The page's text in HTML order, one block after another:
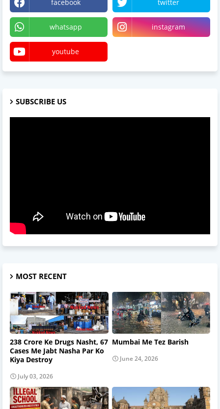
facebook twitter
whatsapp instagram
youtube
SUBSCRIBE US
MOST RECENT
238 Crore Ke Drugs Nasht, 67
Cases Me Jabt Nasha Par Ko
Kiya Destroy
July 03, 2026
Mumbai Me Tez Barish
June 24, 2026